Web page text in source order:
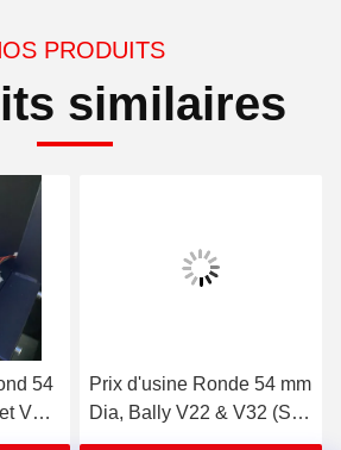
PRODUITS
similaires
54
V32
Prix d'usine Ronde 54 mm
Dia, Bally V22 & V32 (SP-
RND-Bally) Bouton Bally